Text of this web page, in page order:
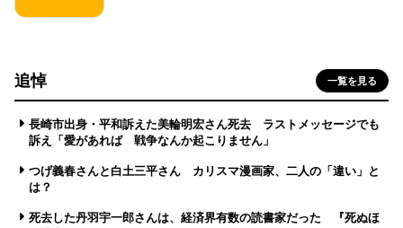
追悼 一覧を見る
長崎市出身・平和訴えた美輪明宏さん死去 ラストメッセージでも
訴え「愛があれば 戦争なんか起こりません」
つげ義春さんと白土三平さん カリスマ漫画家、二人の「違い」と
は？
死去した丹羽宇一郎さんは、経済界有数の読書家だった 『死ぬほ